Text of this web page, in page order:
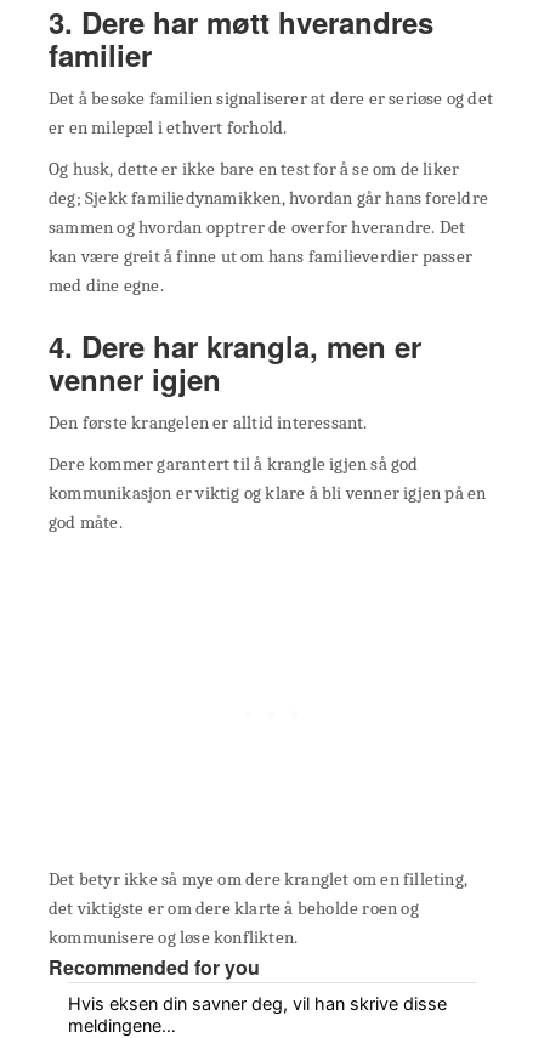
3. Dere har møtt hverandres
familier
Det å besøke familien signaliserer at dere er seriøse og det
er en milepæl i ethvert forhold.
Og husk, dette er ikke bare en test for å se om de liker
deg; Sjekk familiedynamikken, hvordan går hans foreldre
sammen og hvordan opptrer de overfor hverandre. Det
kan være greit å finne ut om hans familieverdier passer
med dine egne.
4. Dere har krangla, men er
venner igjen
Den første krangelen er alltid interessant.
Dere kommer garantert til å krangle igjen så god
kommunikasjon er viktig og klare å bli venner igjen på en
god måte.
Det betyr ikke så mye om dere kranglet om en filleting,
det viktigste er om dere klarte å beholde roen og
kommunisere og løse konflikten.
Recommended for you
Hvis eksen din savner deg, vil han skrive disse
meldingene…